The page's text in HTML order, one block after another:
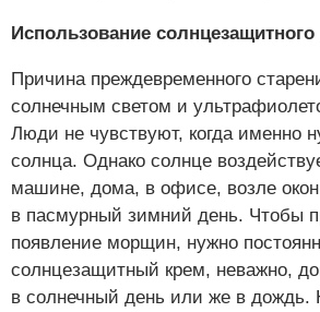
Использование
Причина преждевременного
солнечным светом и
Люди не чувствуют, когда именно
солнца. Однако солнце
машине, дома, в офисе, возле
в пасмурный зимний день. Чтобы
появление морщин, нужно
солнцезащитный крем, неважно,
в солнечный день или же в дождь.